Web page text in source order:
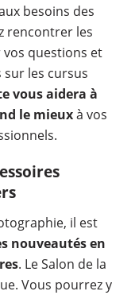
besoins des
rencontrer les
vos questions et
les cursus
vous aidera à
le mieuxà vos
il est
nouveautés en
. Le Salon de la
Vous pourrez y